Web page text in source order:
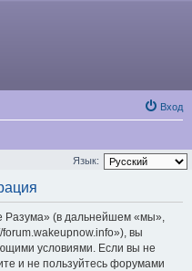
Вход
Язык:
Разума» (в дальнейшем «мы»,
вы
условиями. Если вы не
и не пользуйтесь форумами